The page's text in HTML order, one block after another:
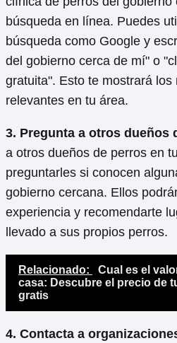
búsqueda en línea. Puedes
búsqueda como Google y
del gobierno cerca de mí" o
gratuita". Esto te mostrará los
relevantes en tu área.
3. Pregunta a otros dueños
a otros dueños de perros en
preguntarles si conocen
gobierno cercana. Ellos
experiencia y recomendarte
llevado a sus propios perros.
Relacionado:
Cual es el
casa: Descubre el precio de
gratis
4. Contacta a